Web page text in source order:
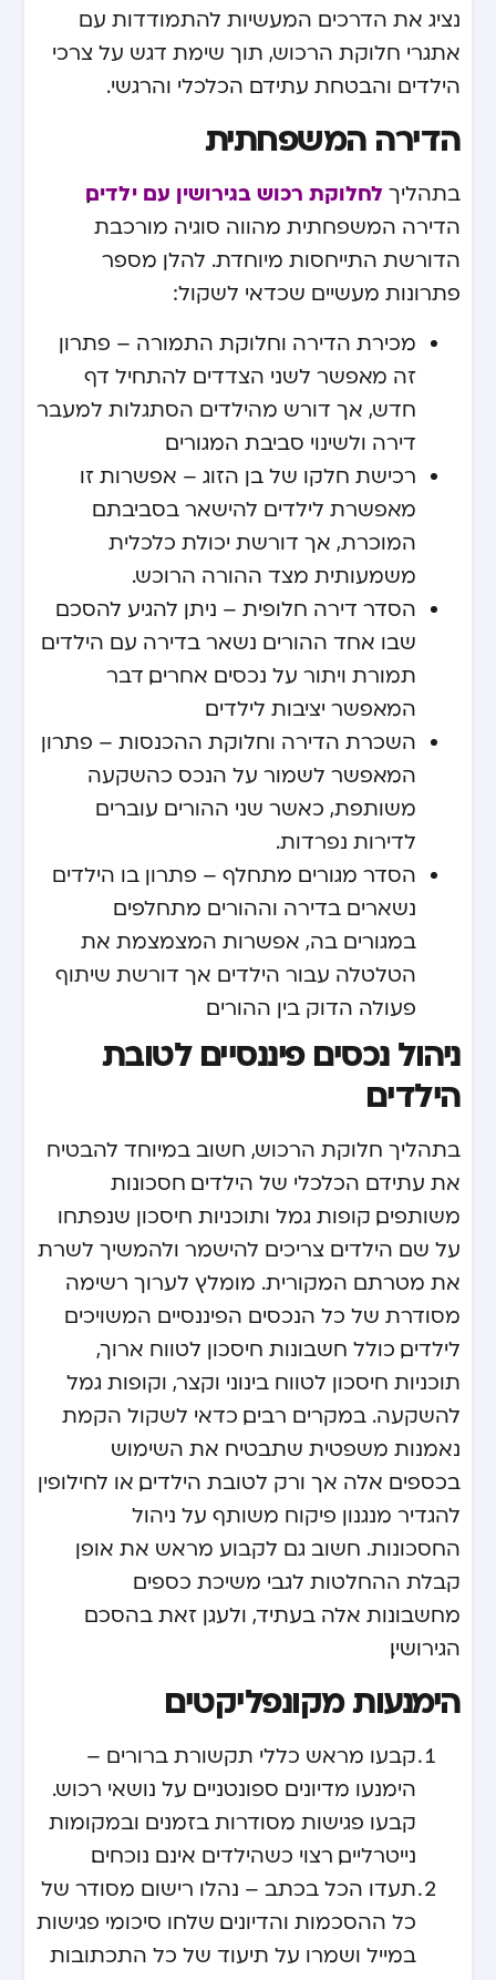
נציג את הדרכים המעשיות להתמודדות עם
אתגרי חלוקת הרכוש, תוך שימת דגש על צרכי
הילדים והבטחת עתידם הכלכלי והרגשי.
הדירה המשפחתית
בתהליךלחלוקת רכוש בגירושין עם ילדים,
הדירה המשפחתית מהווה סוגיה מורכבת
הדורשת התייחסות מיוחדת. להלן מספר
פתרונות מעשיים שכדאי לשקול:
מכירת הדירה וחלוקת התמורה – פתרון
זה מאפשר לשני הצדדים להתחיל דף
חדש, אך דורש מהילדים הסתגלות למעבר
דירה ולשינוי סביבת המגורים.
רכישת חלקו של בן הזוג – אפשרות זו
מאפשרת לילדים להישאר בסביבתם
המוכרת, אך דורשת יכולת כלכלית
משמעותית מצד ההורה הרוכש.
הסדר דירה חלופית – ניתן להגיע להסכם
שבו אחד ההורים נשאר בדירה עם הילדים
תמורת ויתור על נכסים אחרים, דבר
המאפשר יציבות לילדים.
השכרת הדירה וחלוקת ההכנסות – פתרון
המאפשר לשמור על הנכס כהשקעה
משותפת, כאשר שני ההורים עוברים
לדירות נפרדות.
הסדר מגורים מתחלף – פתרון בו הילדים
נשארים בדירה וההורים מתחלפים
במגורים בה, אפשרות המצמצמת את
הטלטלה עבור הילדים אך דורשת שיתוף
פעולה הדוק בין ההורים.
ניהול נכסים פיננסיים לטובת
הילדים
בתהליך חלוקת הרכוש, חשוב במיוחד להבטיח
את עתידם הכלכלי של הילדים. חסכונות
משותפים, קופות גמל ותוכניות חיסכון שנפתחו
על שם הילדים צריכים להישמר ולהמשיך לשרת
את מטרתם המקורית. מומלץ לערוך רשימה
מסודרת של כל הנכסים הפיננסיים המשויכים
לילדים, כולל חשבונות חיסכון לטווח ארוך,
תוכניות חיסכון לטווח בינוני וקצר, וקופות גמל
להשקעה. במקרים רבים, כדאי לשקול הקמת
נאמנות משפטית שתבטיח את השימוש
בכספים אלה אך ורק לטובת הילדים, או לחילופין
להגדיר מנגנון פיקוח משותף על ניהול
החסכונות. חשוב גם לקבוע מראש את אופן
קבלת ההחלטות לגבי משיכת כספים
מחשבונות אלה בעתיד, ולעגן זאת בהסכם
הגירושין.
הימנעות מקונפליקטים
קבעו מראש כללי תקשורת ברורים –
הימנעו מדיונים ספונטניים על נושאי רכוש.
קבעו פגישות מסודרות בזמנים ובמקומות
נייטרליים, רצוי כשהילדים אינם נוכחים.
תעדו הכל בכתב – נהלו רישום מסודר של
כל ההסכמות והדיונים. שלחו סיכומי פגישות
במייל ושמרו על תיעוד של כל התכתובות